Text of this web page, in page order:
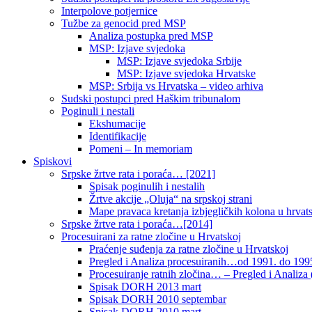
Interpolove potjernice
Tužbe za genocid pred MSP
Analiza postupka pred MSP
MSP: Izjave svjedoka
MSP: Izjave svjedoka Srbije
MSP: Izjave svjedoka Hrvatske
MSP: Srbija vs Hrvatska – video arhiva
Sudski postupci pred Haškim tribunalom
Poginuli i nestali
Ekshumacije
Identifikacije
Pomeni – In memoriam
Spiskovi
Srpske žrtve rata i poraća… [2021]
Spisak poginulih i nestalih
Žrtve akcije „Oluja“ na srpskoj strani
Mape pravaca kretanja izbjegličkih kolona u
Srpske žrtve rata i poraća…[2014]
Procesuirani za ratne zločine u Hrvatskoj
Praćenje suđenja za ratne zločine u Hrvatskoj
Pregled i Analiza procesuiranih…od 1991. do
Procesuiranje ratnih zločina… – Pregled i Analiza
Spisak DORH 2013 mart
Spisak DORH 2010 septembar